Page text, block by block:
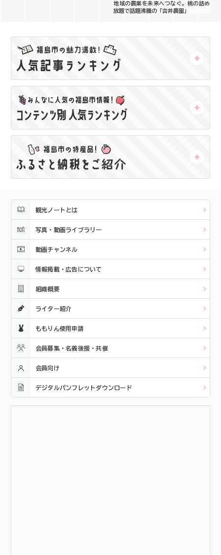
地域の農業を未来へつなぐ。桃の詰め
放題で話題沸騰の「吉井農園」
観光ノートとは
写真・動画ライブラリー
動画チャンネル
情報掲載・広告について
組織概要
ライター紹介
ももりん使用申請
会員募集・名義後援・共催
会員向け
デジタルパンフレットダウンロード